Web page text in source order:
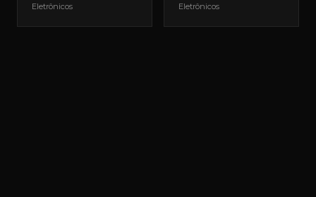
Eletrônicos
XI-SHAVE
Eletrônicos